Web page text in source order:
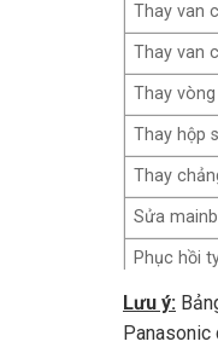
Thay van
Thay van
Thay
Thay hộp
Thay
Sửa
Phục hồi
Dây
Dây cấp
Lưu ý:
Panasonic